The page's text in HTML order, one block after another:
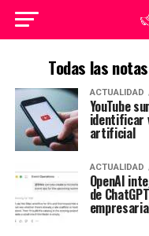
Todas las
ACTUALIDAD
YouTube
identificar
artificial
ACTUALIDAD
OpenAI
de